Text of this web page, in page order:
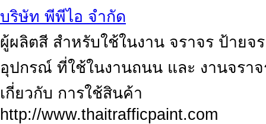
บริษัท พีพีไอ จำกัด
ผู้ผลิตสี สำหรับใช้ในงาน จราจร ป้าย
อุปกรณ์ ที่ใช้ในงานถนน และ งานจรา
เกี่ยวกับ การใช้สินค้า
http://www.thaitrafficpaint.com